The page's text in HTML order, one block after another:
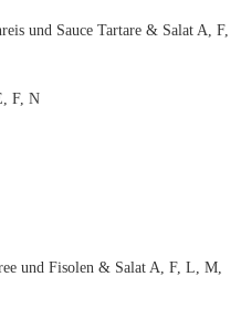
und Sauce Tartare & Salat A, F,
F, N
und Fisolen & Salat A, F, L, M,